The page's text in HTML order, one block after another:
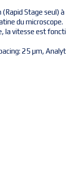
Stage seul)
du microscope.
la vitesse est
25 µm,